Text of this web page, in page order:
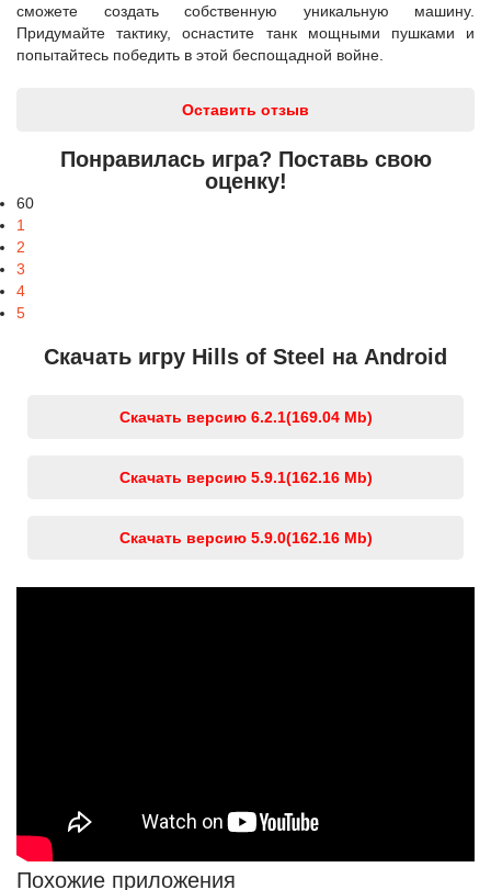
сможете создать собственную уникальную машину.
Придумайте тактику, оснастите танк мощными пушками и
попытайтесь победить в этой беспощадной войне.
Оставить отзыв
Понравилась игра? Поставь свою
оценку!
60
1
2
3
4
5
Скачать игру Hills of Steel на Android
Скачать версию 6.2.1(169.04 Mb)
Скачать версию 5.9.1(162.16 Mb)
Скачать версию 5.9.0(162.16 Mb)
Похожие приложения